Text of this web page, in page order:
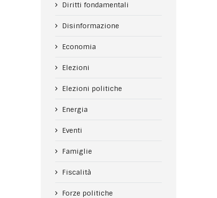
Diritti fondamentali
Disinformazione
Economia
Elezioni
Elezioni politiche
Energia
Eventi
Famiglie
Fiscalità
Forze politiche